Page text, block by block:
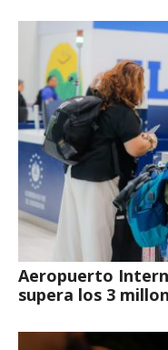
Aeropuerto
supera los 3